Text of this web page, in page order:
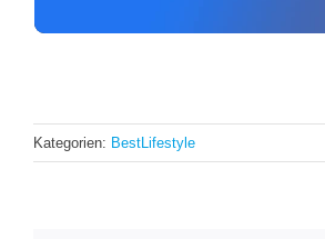
Kategorien: BestLifestyle